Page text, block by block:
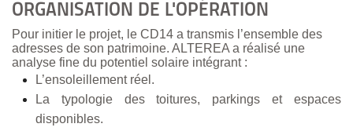
ORGANISATION DE L'OPÉRATION
Pour initier le projet, le CD14 a transmis l’ensemble des
adresses de son patrimoine. ALTEREA a réalisé une
analyse fine du potentiel solaire intégrant :
L’ensoleillement réel.
La typologie des toitures, parkings et espaces
disponibles.